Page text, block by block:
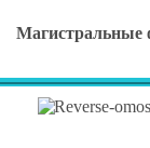
Магистральные